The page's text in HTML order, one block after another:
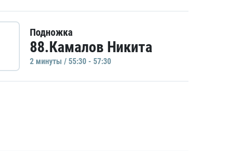
Подножка
88.Камалов Никита
2 минуты / 55:30 - 57:30